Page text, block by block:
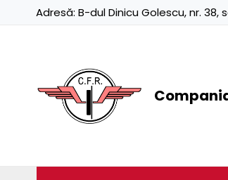
Adresă: B-dul Dinicu Golescu, nr. 38,